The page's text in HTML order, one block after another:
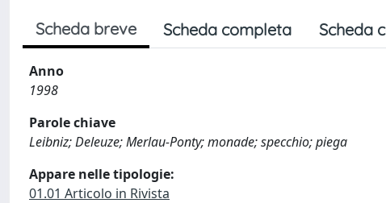
Scheda breve Scheda completa Scheda
Anno
1998
Parole chiave
Leibniz; Deleuze; Merlau-Ponty; monade; specchio; piega
Appare nelle tipologie:
01.01 Articolo in Rivista